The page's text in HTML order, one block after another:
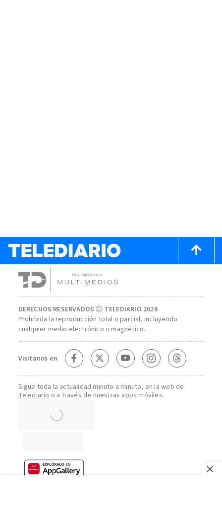
DERECHOS RESERVADOS Ⓒ TELEDIARIO 2026
Prohibida la reproducción total o parcial, incluyendo
cualquier medio electrónico o magnético.
Visitanos en
Sigue toda la actualidad minuto a minuto, en la web de
Telediario o a través de nuestras apps móviles.